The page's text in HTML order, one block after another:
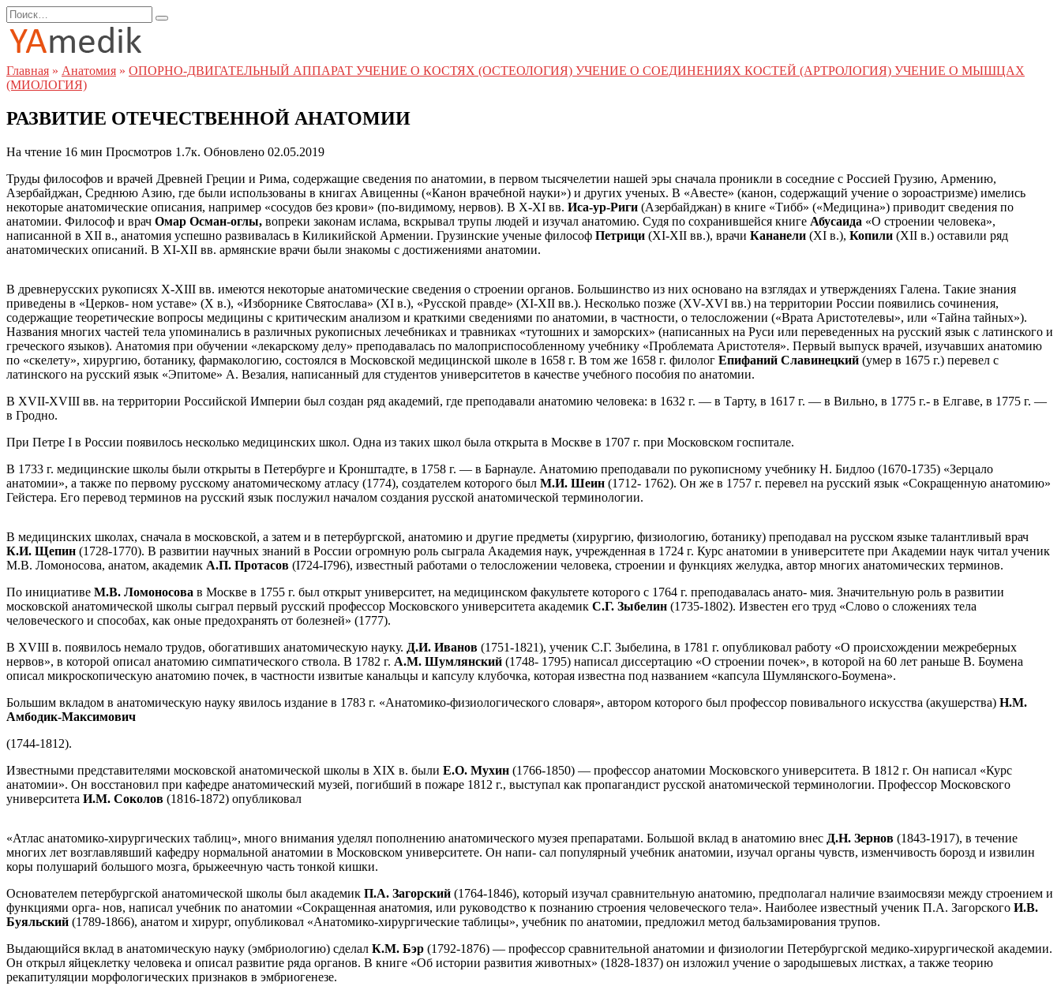
Перейти
к
содержанию
Search
for:
Главная » Анатомия » ОПОРНО-ДВИГАТЕЛЬНЫЙ АППАРАТ УЧЕНИЕ О КОСТЯХ (ОСТЕОЛОГИЯ) УЧЕНИЕ О СОЕДИНЕНИЯХ КОСТЕЙ (АРТРОЛОГИЯ) УЧЕНИЕ О МЫШЦАХ
(МИОЛОГИЯ)
РАЗВИТИЕ ОТЕЧЕСТВЕННОЙ АНАТОМИИ
На чтение 16 мин Просмотров 1.7к. Обновлено 02.05.2019
Труды философов и врачей Древней Греции и Рима, содержащие сведения по анатомии, в первом тысячелетии нашей эры сначала проникли в соседние с Россией Грузию, Армению,
Азербайджан, Среднюю Азию, где были использованы в книгах Авиценны («Канон врачебной науки») и других ученых. В «Авесте» (канон, содержащий учение о зороастризме) имелись
некоторые анатомические описания, например «сосудов без крови» (по-видимому, нервов). В X-XI вв. Иса-ур-Риги (Азербайджан) в книге «Тибб» («Медицина») приводит сведения по
анатомии. Философ и врач Омар Осман-оглы, вопреки законам ислама, вскрывал трупы людей и изучал анатомию. Судя по сохранившейся книге Абусаида «О строении человека»,
написанной в XII в., анатомия успешно развивалась в Киликийской Армении. Грузинские ученые философ Петрици (XI-XII вв.), врачи Кананели (XI в.), Копили (XII в.) оставили ряд
анатомических описаний. В XI-XII вв. армянские врачи были знакомы с достижениями анатомии.
В древнерусских рукописях X-XIII вв. имеются некоторые анатомические сведения о строении органов. Большинство из них основано на взглядах и утверждениях Галена. Такие знания
приведены в «Церков- ном уставе» (X в.), «Изборнике Святослава» (XI в.), «Русской правде» (XI-XII вв.). Несколько позже (XV-XVI вв.) на территории России появились сочинения,
содержащие теоретические вопросы медицины с критическим анализом и краткими сведениями по анатомии, в частности, о телосложении («Врата Аристотелевы», или «Тайна тайных»).
Названия многих частей тела упоминались в различных рукописных лечебниках и травниках «тутошних и заморских» (написанных на Руси или переведенных на русский язык с латинского и
греческого языков). Анатомия при обучении «лекарскому делу» преподавалась по малоприспособленному учебнику «Проблемата Аристотеля». Первый выпуск врачей, изучавших анатомию
по «скелету», хирургию, ботанику, фармакологию, состоялся в Московской медицинской школе в 1658 г. В том же 1658 г. филолог Епифаний Славинецкий (умер в 1675 г.) перевел с
латинского на русский язык «Эпитоме» А. Везалия, написанный для студентов университетов в качестве учебного пособия по анатомии.
В XVII-XVIII вв. на территории Российской Империи был создан ряд академий, где преподавали анатомию человека: в 1632 г. — в Тарту, в 1617 г. — в Вильно, в 1775 г.- в Елгаве, в 1775 г. —
в Гродно.
При Петре I в России появилось несколько медицинских школ. Одна из таких школ была открыта в Москве в 1707 г. при Московском госпитале.
В 1733 г. медицинские школы были открыты в Петербурге и Кронштадте, в 1758 г. — в Барнауле. Анатомию преподавали по рукописному учебнику Н. Бидлоо (1670-1735) «Зерцало
анатомии», а также по первому русскому анатомическому атласу (1774), создателем которого был М.И. Шеин (1712- 1762). Он же в 1757 г. перевел на русский язык «Сокращенную анатомию»
Гейстера. Его перевод терминов на русский язык послужил началом создания русской анатомической терминологии.
В медицинских школах, сначала в московской, а затем и в петербургской, анатомию и другие предметы (хирургию, физиологию, ботанику) преподавал на русском языке талантливый врач
К.И. Щепин (1728-1770). В развитии научных знаний в России огромную роль сыграла Академия наук, учрежденная в 1724 г. Курс анатомии в университете при Академии наук читал ученик
М.В. Ломоносова, анатом, академик А.П. Протасов (I724-I796), известный работами о телосложении человека, строении и функциях желудка, автор многих анатомических терминов.
По инициативе М.В. Ломоносова в Москве в 1755 г. был открыт университет, на медицинском факультете которого с 1764 г. преподавалась анато- мия. Значительную роль в развитии
московской анатомической школы сыграл первый русский профессор Московского университета академик С.Г. Зыбелин (1735-1802). Известен его труд «Слово о сложениях тела
человеческого и способах, как оные предохранять от болезней» (1777).
В XVIII в. появилось немало трудов, обогативших анатомическую науку. Д.И. Иванов (1751-1821), ученик С.Г. Зыбелина, в 1781 г. опубликовал работу «О происхождении межреберных
нервов», в которой описал анатомию симпатического ствола. В 1782 г. А.М. Шумлянский (1748- 1795) написал диссертацию «О строении почек», в которой на 60 лет раньше В. Боумена
описал микроскопическую анатомию почек, в частности извитые канальцы и капсулу клубочка, которая известна под названием «капсула Шумлянского-Боумена».
Большим вкладом в анатомическую науку явилось издание в 1783 г. «Анатомико-физиологического словаря», автором которого был профессор повивального искусства (акушерства) Н.М.
Амбодик-Максимович
(1744-1812).
Известными представителями московской анатомической школы в XIX в. были Е.О. Мухин (1766-1850) — профессор анатомии Московского университета. В 1812 г. Он написал «Курс
анатомии». Он восстановил при кафедре анатомический музей, погибший в пожаре 1812 г., выступал как пропагандист русской анатомической терминологии. Профессор Московского
университета И.М. Соколов (1816-1872) опубликовал
«Атлас анатомико-хирургических таблиц», много внимания уделял пополнению анатомического музея препаратами. Большой вклад в анатомию внес Д.Н. Зернов (1843-1917), в течение
многих лет возглавлявший кафедру нормальной анатомии в Московском университете. Он напи- сал популярный учебник анатомии, изучал органы чувств, изменчивость борозд и извилин
коры полушарий большого мозга, брыжеечную часть тонкой кишки.
Основателем петербургской анатомической школы был академик П.А. Загорский (1764-1846), который изучал сравнительную анатомию, предполагал наличие взаимосвязи между строением и
функциями орга- нов, написал учебник по анатомии «Сокращенная анатомия, или руководство к познанию строения человеческого тела». Наиболее известный ученик П.А. Загорского И.В.
Буяльский (1789-1866), анатом и хирург, опубликовал «Анатомико-хирургические таблицы», учебник по анатомии, предложил метод бальзамирования трупов.
Выдающийся вклад в анатомическую науку (эмбриологию) сделал К.М. Бэр (1792-1876) — профессор сравнительной анатомии и физиологии Петербургской медико-хирургической академии.
Он открыл яйцеклетку человека и описал развитие ряда органов. В книге «Об истории развития животных» (1828-1837) он изложил учение о зародышевых листках, а также теорию
рекапитуляции морфологических признаков в эмбриогенезе.